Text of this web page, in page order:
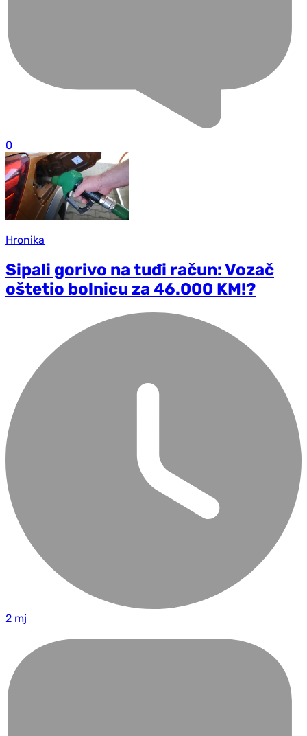
0
Hronika
Sipali gorivo na tuđi račun: Vozač
oštetio bolnicu za 46.000 KM!?
2 mj